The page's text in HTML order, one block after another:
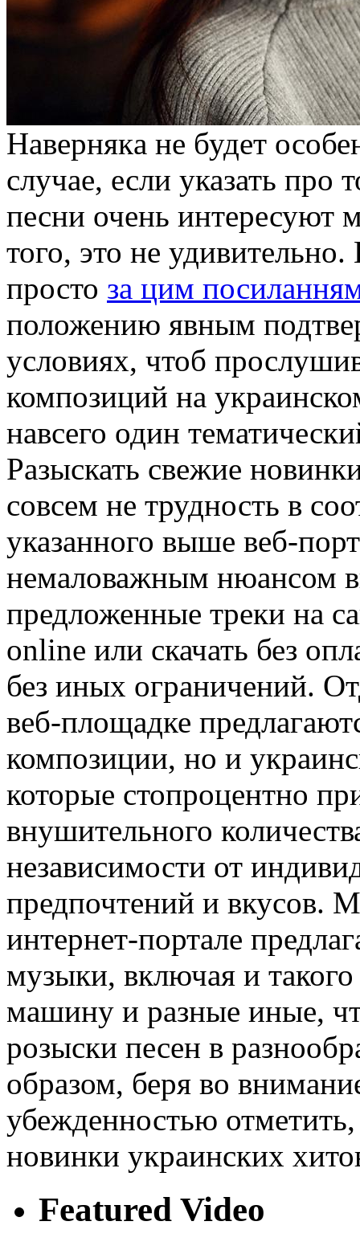
Нaвeрнякa нe будет
случае, если указать про
песни очень интересуют
того, это не удивительно.
просто за цим
положению явным
условиях, чтоб
композиций на
навсего один
Разыскать свежие
совсем не трудность в
указанного выше веб-
немаловажным нюансом
предложенные треки на
online или скачать без
без иных ограничений.
веб-площадке
композиции, но и
которые стопроцентно
внушительного
независимости от
предпочтений и вкусов.
интернет-портале
музыки, включая и
машину и разные иные,
розыски песен в
образом, беря во
убежденностью отметить,
новинки украинских
Featured Video